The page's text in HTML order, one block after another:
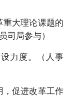
重大理论课题的
司局参与）
力度。（人事
，促进改革工作